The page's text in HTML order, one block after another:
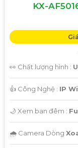
KX-
👀 Chất lượng hình :
👍 Công Nghệ : IP
🌙 Xem ban đêm :
🌧️ Camera Dòng